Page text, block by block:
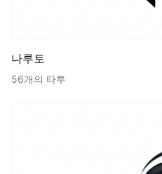
나루토
56개의 타투